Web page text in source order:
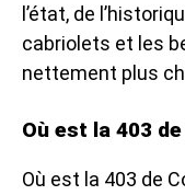
l’état, de
cabriolets et les
nettement plus
Où est la 403
Où est la 403 de